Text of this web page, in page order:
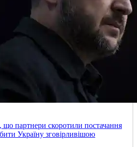
партнери скоротили постачання
Україну зговірливішою